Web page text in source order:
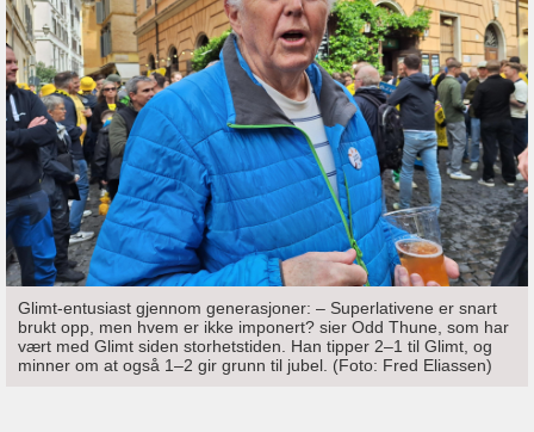
Glimt-entusiast gjennom generasjoner: – Superlativene er snart
brukt opp, men hvem er ikke imponert? sier Odd Thune, som har
vært med Glimt siden storhetstiden. Han tipper 2–1 til Glimt, og
minner om at også 1–2 gir grunn til jubel. (Foto: Fred Eliassen)